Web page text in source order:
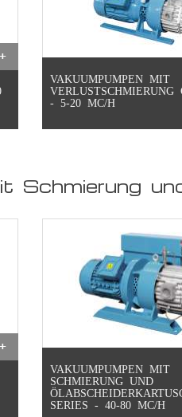
VAKUUMPUMPEN MIT
VERLUSTSCHMIERUNG
- 5-20 MC/H
Schmierung
VAKUUMPUMPEN MIT
SCHMIERUNG UND
SERIES - 40-80 MC/H